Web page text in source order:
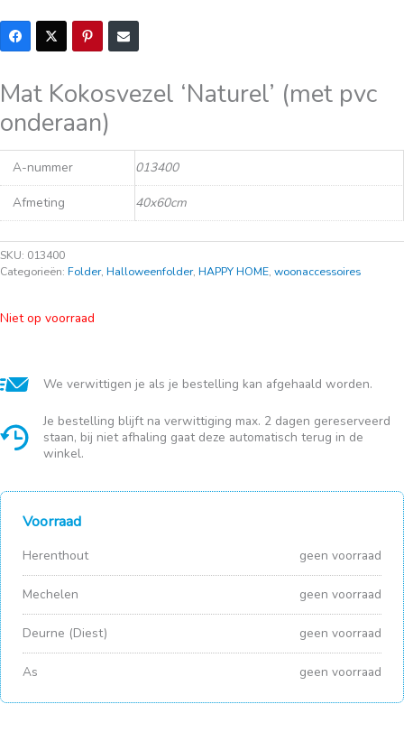
Mat Kokosvezel ‘Naturel’ (met pvc
onderaan)
A-nummer 013400
Afmeting 40x60cm
SKU: 013400
Categorieën: Folder, Halloweenfolder, HAPPY HOME, woonaccessoires
Niet op voorraad
We verwittigen je als je bestelling kan afgehaald worden.
Je bestelling blijft na verwittiging max. 2 dagen gereserveerd
staan, bij niet afhaling gaat deze automatisch terug in de
winkel.
Voorraad
Herenthout geen voorraad
Mechelen geen voorraad
Deurne (Diest) geen voorraad
As geen voorraad